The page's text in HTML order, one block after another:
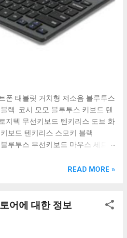
폰 태블릿 거치형 저소음 블루투스
랙. 코시 모모 블루투스 키보드 텐
지텍 무선키보드 텐키리스 도브 화
보드 텐키리스 스모키 블랙
루투스 무선키보드 마우스 세트
코시 베이직 블루투스 키보드
보드 블랙 K1000 일반형 블루투스
송 혜택을 놓치지 않도록 먼저 확
READ MORE »
어에 대한 정보